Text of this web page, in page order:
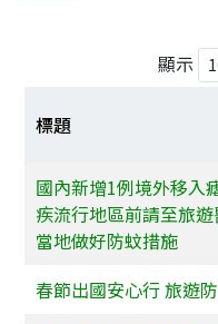
顯示
標題
國內新增1例境外移入
疾流行地區前請至旅
當地做好防蚊措施
春節出國安心行 旅遊